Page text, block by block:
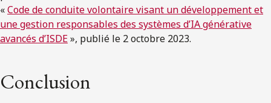
«Code de conduite volontaire visant un développement et
une gestion responsables des systèmes d’IA générative
avancés d’ISDE », publié le 2 octobre 2023.
Conclusion